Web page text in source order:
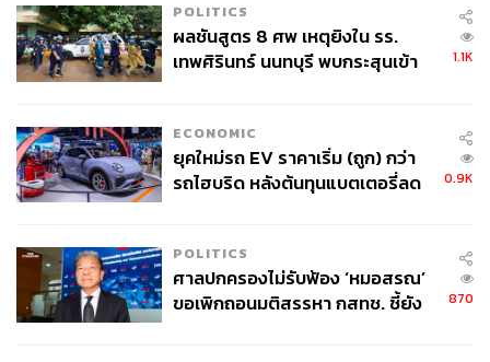
POLITICS
ผลชันสูตร 8 ศพ เหตุยิงใน รร.
เทพศิรินทร์ นนทบุรี พบกระสุนเข้า
1.1K
ECONOMIC
ยุคใหม่รถ EV ราคาเริ่ม (ถูก) กว่า
รถไฮบริด หลังต้นทุนแบตเตอรี่ลด
0.9K
POLITICS
ศาลปกครองไม่รับฟ้อง ‘หมอสรณ’
ขอเพิกถอนมติสรรหา กสทช. ชี้ยัง
870